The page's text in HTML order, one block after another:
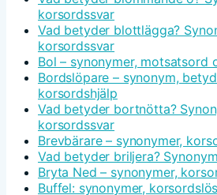
korsordssvar
Vad betyder blottlägga?
korsordssvar
Bol – synonymer, motsatsord
Bordslöpare – synonym,
korsordshjälp
Vad betyder bortnötta?
korsordssvar
Brevbärare – synonymer,
Vad betyder briljera?
Bryta Ned – synonymer,
Buffel: synonymer,